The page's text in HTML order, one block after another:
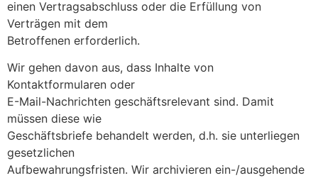
einen Vertragsabschluss oder die Erfüllung von
Verträgen mit dem
Betroffenen erforderlich.
Wir gehen davon aus, dass Inhalte von
Kontaktformularen oder
E-Mail-Nachrichten geschäftsrelevant sind. Damit
müssen diese wie
Geschäftsbriefe behandelt werden, d.h. sie unterliegen
gesetzlichen
Aufbewahrungsfristen. Wir archivieren ein-/ausgehende